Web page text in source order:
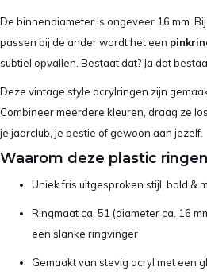
De binnendiameter is ongeveer 16 mm.
passen bij de ander wordt het een
subtiel opvallen. Bestaat dat? Ja dat
Deze vintage style acrylringen zijn
Combineer meerdere kleuren, draag ze
je jaarclub, je bestie of gewoon aan jezelf.
Waarom deze plastic
Uniek fris uitgesproken stijl, bold &
Ringmaat ca. 51 (diameter ca. 16
een slanke ringvinger
Gemaakt van stevig acryl met een